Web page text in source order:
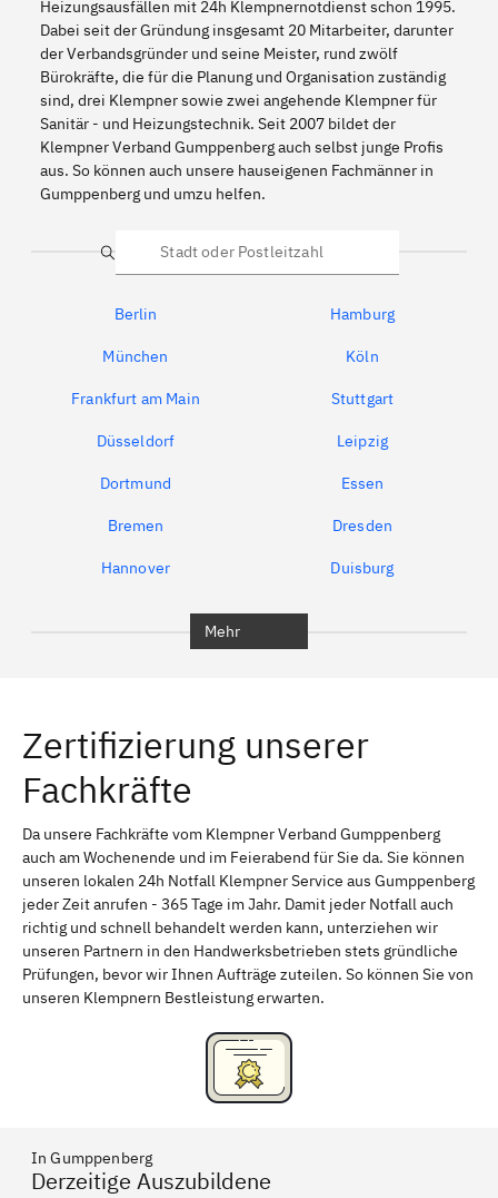
Heizungsausfällen mit 24h Klempnernotdienst schon 1995.
Dabei seit der Gründung insgesamt 20 Mitarbeiter, darunter
der Verbandsgründer und seine Meister, rund zwölf
Bürokräfte, die für die Planung und Organisation zuständig
sind, drei Klempner sowie zwei angehende Klempner für
Sanitär - und Heizungstechnik. Seit 2007 bildet der
Klempner Verband Gumppenberg auch selbst junge Profis
aus. So können auch unsere hauseigenen Fachmänner in
Gumppenberg und umzu helfen.
Suche
Berlin Hamburg
München Köln
Frankfurt am Main Stuttgart
Düsseldorf Leipzig
Dortmund Essen
Bremen Dresden
Hannover Duisburg
Erlangen Bamberg
Bayreuth
Schweinfurt Passau
Freising Rudelsdorf, Mittelfranken
Mehr
Zertifizierung unserer
Fachkräfte
Da unsere Fachkräfte vom Klempner Verband Gumppenberg
auch am Wochenende und im Feierabend für Sie da. Sie können
unseren lokalen 24h Notfall Klempner Service aus Gumppenberg
jeder Zeit anrufen - 365 Tage im Jahr. Damit jeder Notfall auch
richtig und schnell behandelt werden kann, unterziehen wir
unseren Partnern in den Handwerksbetrieben stets gründliche
Prüfungen, bevor wir Ihnen Aufträge zuteilen. So können Sie von
unseren Klempnern Bestleistung erwarten.
In Gumppenberg
Derzeitige Auszubildene